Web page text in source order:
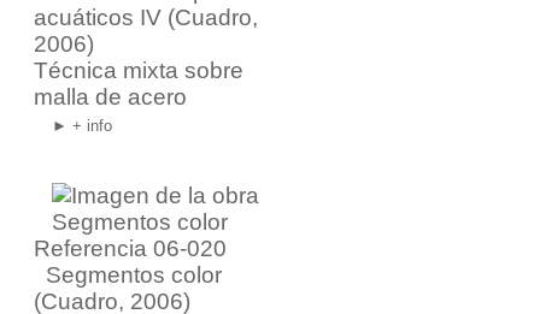
acuáticos IV (Cuadro,
2006)
Técnica mixta sobre
malla de acero
► + info
Referencia 06-020
Segmentos color
(Cuadro, 2006)